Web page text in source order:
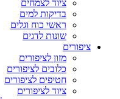
ציוד לצמחים
בדיקות למים
ראשי כוח וגלים
שונות לדגים
ציפורים
מזון לציפורים
כלובים לציפורים
חטיפים לציפורים
ציוד לציפורים